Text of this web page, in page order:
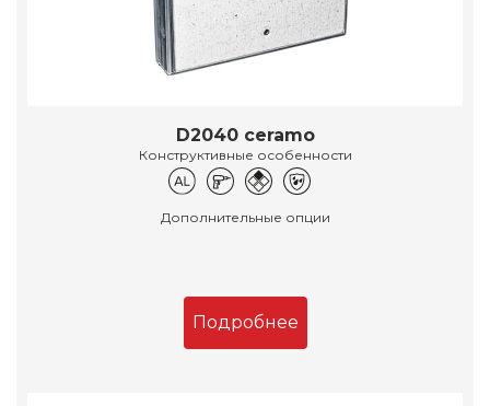
D2040 ceramo
Конструктивные особенности
Дополнительные опции
Подробнее